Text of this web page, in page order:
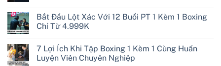
Bắt Đầu Lột Xác Với 12 Buổi PT 1 Kèm 1 Boxing
Chỉ Từ 4.999K
7 Lợi Ích Khi Tập Boxing 1 Kèm 1 Cùng Huấn
Luyện Viên Chuyên Nghiệp